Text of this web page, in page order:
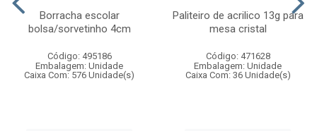
Borracha escolar
bolsa/sorvetinho 4cm
Código: 495186
Embalagem: Unidade
Caixa Com: 576 Unidade(s)
Paliteiro de acrilico 13g para
mesa cristal
Código: 471628
Embalagem: Unidade
Caixa Com: 36 Unidade(s)